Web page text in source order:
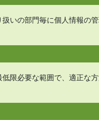
いの部門毎に個人情報の管
限必要な範囲で、適正な